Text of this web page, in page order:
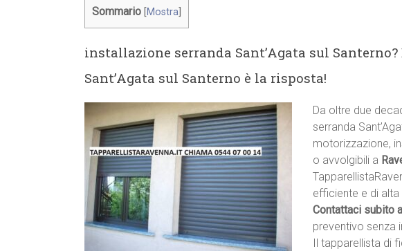
Sommario Mostra
installazione serranda Sant’Agata sul
Sant’Agata sul Santerno è la risposta!
Da oltre due
serranda
motorizzazione,
o avvolgibili a
efficiente e di
Contattaci subito
preventivo senza
Il tapparellista di